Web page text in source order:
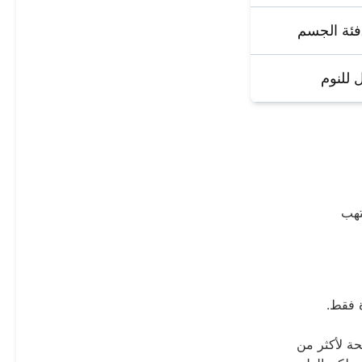
الجسم
للنوم
فقط.
لأكثر من